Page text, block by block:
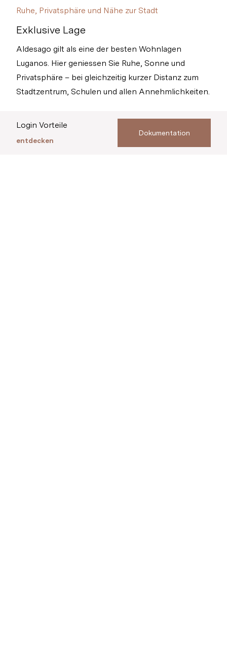
Ruhe, Privatsphäre und Nähe zur Stadt
Exklusive Lage
Aldesago gilt als eine der besten Wohnlagen
Luganos. Hier geniessen Sie Ruhe, Sonne und
Privatsphäre – bei gleichzeitig kurzer Distanz zum
Stadtzentrum, Schulen und allen Annehmlichkeiten.
Login Vorteile
entdecken
Dokumentation